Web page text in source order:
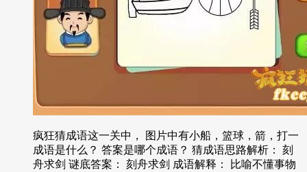
疯狂猜成语这一关中， 图片中有小船，篮球，箭，打一
成语是什么？ 答案是哪个成语？ 猜成语思路解析： 刻
舟求剑 谜底答案： 刻舟求剑 成语解释： 比喻不懂事物